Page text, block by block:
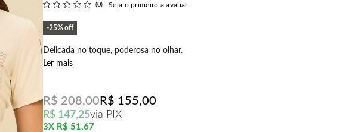
(0) Seja o primeiro a avaliar
25% off
Delicada no toque, poderosa no olhar.
Ler mais
R$ 147,25via PIX
R$ 208,00 R$ 155,00
3X R$ 51,67